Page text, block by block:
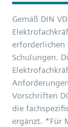
Gemäß DIN
erforderlichen
Schulungen.
Vorschriften
die
ergänzt. *Für